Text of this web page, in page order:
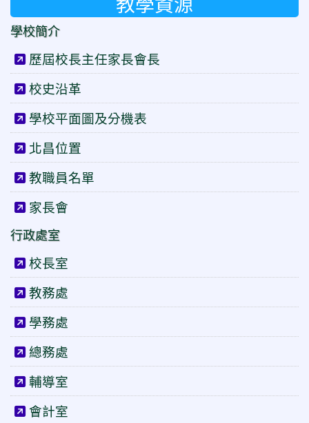
學校簡介
歷屆校長主任家長會長
校史沿革
學校平面圖及分機表
北昌位置
教職員名單
家長會
行政處室
校長室
教務處
學務處
總務處
輔導室
會計室